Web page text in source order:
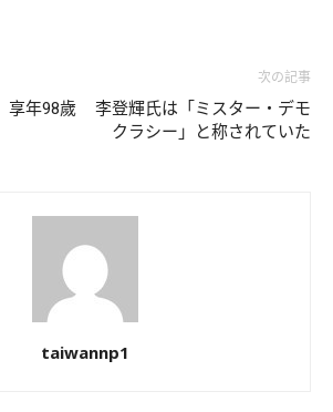
年98歲
次の記事
李登輝氏は「ミスター・デモ
クラシー」と称されていた
taiwannp1